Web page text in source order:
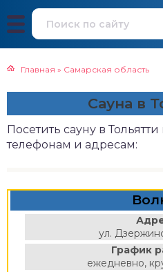
Главная » Самарская область
Сауна в
Посетить сауну в
телефонам и адресам:
ул.
График
ежедневно,